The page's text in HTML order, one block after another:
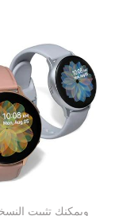
ويمكنك تثبيت